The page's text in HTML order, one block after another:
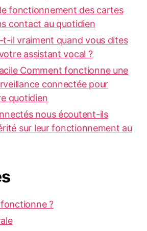
fonctionnement des cartes
contact au quotidien
t-il vraiment quand vous dites
assistant vocal ?
Comment fonctionne une
connectée pour
quotidien
nous écoutent-ils
sur leur fonctionnement au
?